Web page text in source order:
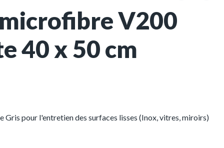
V200
40 x 50 cm
pour l'entretien des surfaces lisses (Inox, vitres, miroirs)